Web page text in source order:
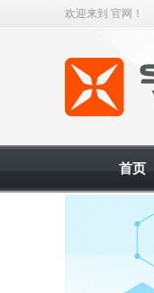
欢迎来到 官网！
智能缠
首页